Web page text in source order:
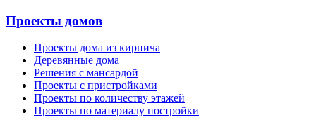
Проекты домов
Проекты дома из кирпича
Деревянные дома
Решения с мансардой
Проекты с пристройками
Проекты по количеству этажей
Проекты по материалу постройки